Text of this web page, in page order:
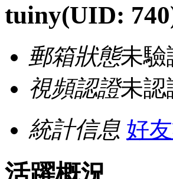
tuiny(UID:
郵箱狀態未驗
視頻認證未認
統計信息 好